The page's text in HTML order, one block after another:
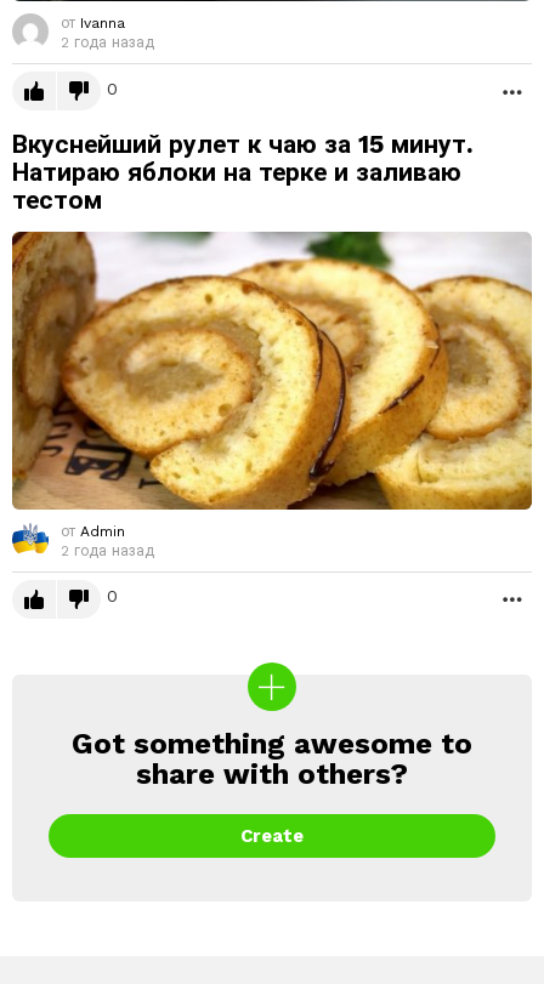
от Ivanna
2 года назад
0
Вкуснейший рулет к чаю за 15 минут.
Натираю яблоки на терке и заливаю
тестом
от Admin
2 года назад
0
CREATE
Got something awesome to
share with others?
Create